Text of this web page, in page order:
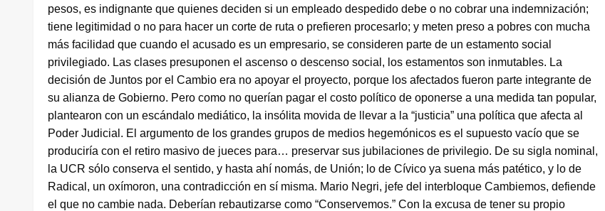
pesos, es indignante que quienes deciden si un empleado despedido debe o no cobrar una indemnización;
tiene legitimidad o no para hacer un corte de ruta o prefieren procesarlo; y meten preso a pobres con mucha
más facilidad que cuando el acusado es un empresario, se consideren parte de un estamento social
privilegiado. Las clases presuponen el ascenso o descenso social, los estamentos son inmutables. La
decisión de Juntos por el Cambio era no apoyar el proyecto, porque los afectados fueron parte integrante de
su alianza de Gobierno. Pero como no querían pagar el costo político de oponerse a una medida tan popular,
plantearon con un escándalo mediático, la insólita movida de llevar a la “justicia” una política que afecta al
Poder Judicial. El argumento de los grandes grupos de medios hegemónicos es el supuesto vacío que se
produciría con el retiro masivo de jueces para… preservar sus jubilaciones de privilegio. De su sigla nominal,
la UCR sólo conserva el sentido, y hasta ahí nomás, de Unión; lo de Cívico ya suena más patético, y lo de
Radical, un oxímoron, una contradicción en sí misma. Mario Negri, jefe del interbloque Cambiemos, defiende
el que no cambie nada. Deberían rebautizarse como “Conservemos.” Con la excusa de tener su propio